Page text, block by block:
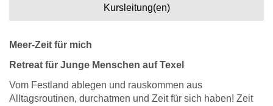
Kursleitung(en)
Meer-Zeit für mich
Retreat für Junge Menschen auf Texel
Vom Festland ablegen und rauskommen aus
Alltagsroutinen, durchatmen und Zeit für sich haben! Zeit